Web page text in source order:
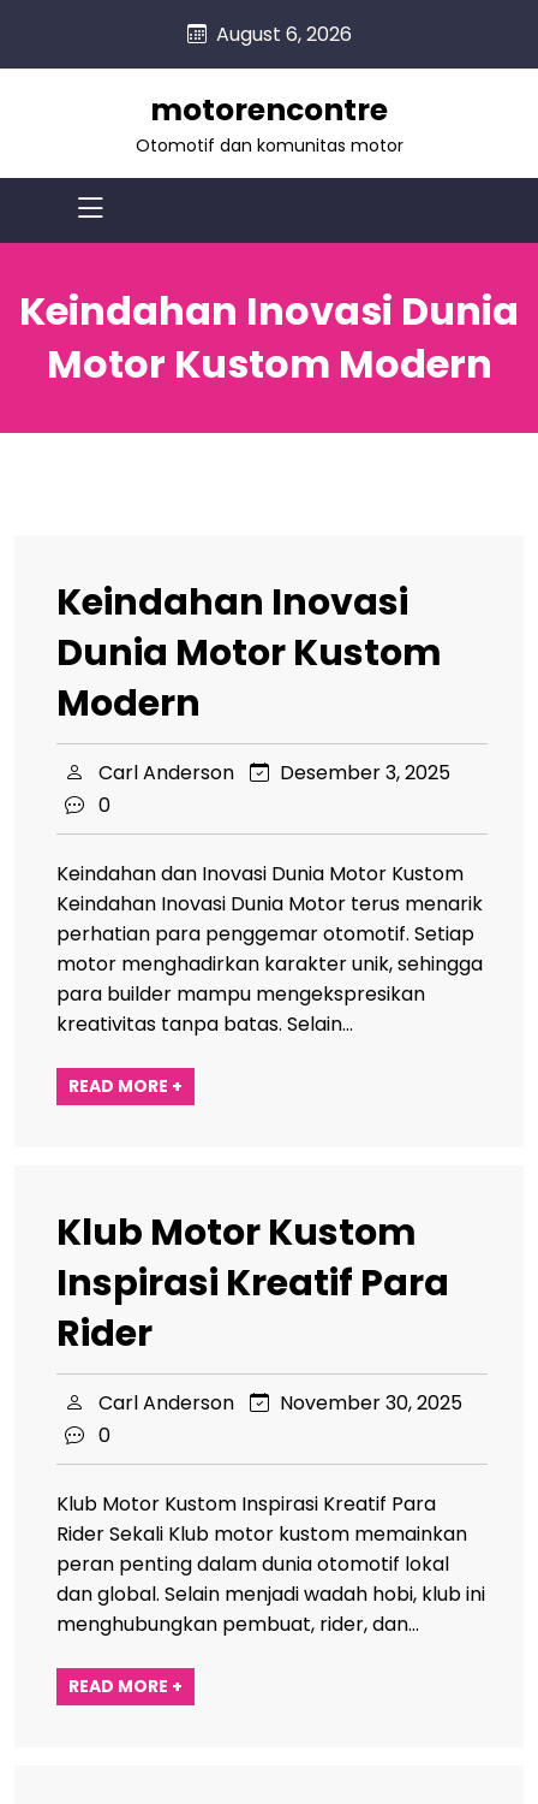
August 6, 2026
motorencontre
Otomotif dan komunitas motor
Keindahan Inovasi Dunia
Motor Kustom Modern
Keindahan Inovasi
Dunia Motor Kustom
Modern
Carl Anderson
Desember 3, 2025
0
Keindahan dan Inovasi Dunia Motor Kustom
Keindahan Inovasi Dunia Motor terus menarik
perhatian para penggemar otomotif. Setiap
motor menghadirkan karakter unik, sehingga
para builder mampu mengekspresikan
kreativitas tanpa batas. Selain…
READ MORE +
Klub Motor Kustom
Inspirasi Kreatif Para
Rider
Carl Anderson
November 30, 2025
0
Klub Motor Kustom Inspirasi Kreatif Para
Rider Sekali Klub motor kustom memainkan
peran penting dalam dunia otomotif lokal
dan global. Selain menjadi wadah hobi, klub ini
menghubungkan pembuat, rider, dan…
READ MORE +